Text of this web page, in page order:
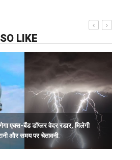
LIKE
एक्स-बैंड डॉप्लर वेदर रडार, मिलेगी
और समय पर चेतावनी.